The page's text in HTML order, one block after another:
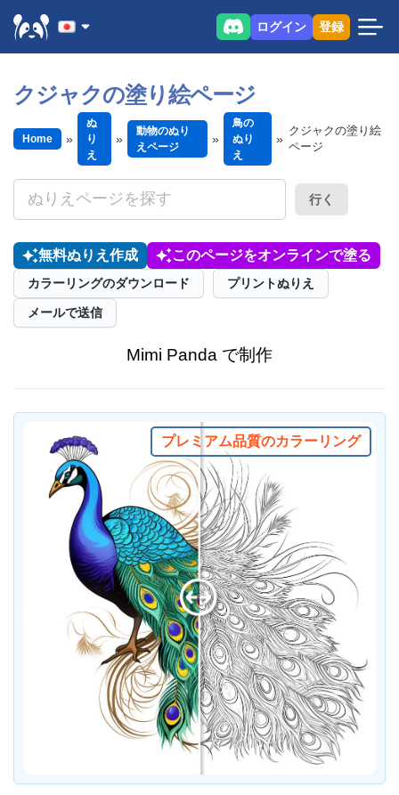
ログイン 登録
クジャクの塗り絵ページ
Home
ぬ
り
え
動物のぬり
えページ
鳥の
ぬり
え
クジャクの塗り絵
ページ
行く
無料ぬりえ作成 このページをオンラインで塗る
カラーリングのダウンロード プリントぬりえ
メールで送信
Mimi Panda で制作
プレミアム品質のカラーリング